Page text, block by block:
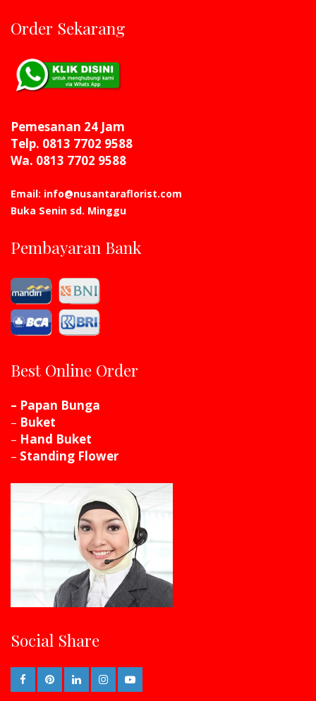
Order Sekarang
Pemesanan 24 Jam
Telp. 0813 7702 9588
Wa. 0813 7702 9588
Email: info@nusantaraflorist.com
Buka Senin sd. Minggu
Pembayaran Bank
Best Online Order
– Papan Bunga
– Buket
– Hand Buket
– Standing Flower
Social Share